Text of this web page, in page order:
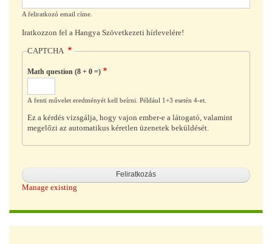
A feliratkozó email címe.
Iratkozzon fel a Hangya Szövetkezeti hírlevelére!
CAPTCHA
Math question (8 + 0 =)
A fenti művelet eredményét kell beírni. Például 1+3 esetén 4-et.
Ez a kérdés vizsgálja, hogy vajon ember-e a látogató, valamint
megelőzi az automatikus kéretlen üzenetek beküldését.
Manage existing